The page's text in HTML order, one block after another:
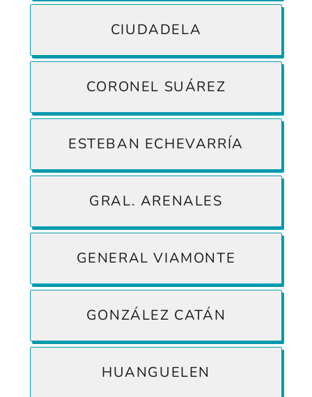
CIUDADELA
CORONEL SUÁREZ
ESTEBAN ECHEVARRÍA
GRAL. ARENALES
GENERAL VIAMONTE
GONZÁLEZ CATÁN
HUANGUELEN